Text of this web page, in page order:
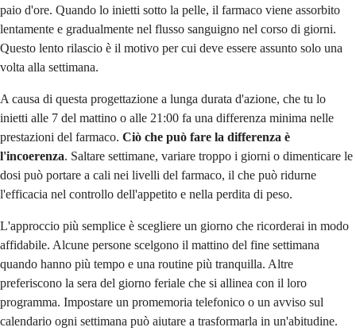
paio d'ore. Quando lo inietti sotto la pelle, il farmaco viene assorbito
lentamente e gradualmente nel flusso sanguigno nel corso di giorni.
Questo lento rilascio è il motivo per cui deve essere assunto solo una
volta alla settimana.
A causa di questa progettazione a lunga durata d'azione, che tu lo
inietti alle 7 del mattino o alle 21:00 fa una differenza minima nelle
prestazioni del farmaco. Ciò che può fare la differenza è
l'incoerenza. Saltare settimane, variare troppo i giorni o dimenticare le
dosi può portare a cali nei livelli del farmaco, il che può ridurne
l'efficacia nel controllo dell'appetito e nella perdita di peso.
L'approccio più semplice è scegliere un giorno che ricorderai in modo
affidabile. Alcune persone scelgono il mattino del fine settimana
quando hanno più tempo e una routine più tranquilla. Altre
preferiscono la sera del giorno feriale che si allinea con il loro
programma. Impostare un promemoria telefonico o un avviso sul
calendario ogni settimana può aiutare a trasformarla in un'abitudine.